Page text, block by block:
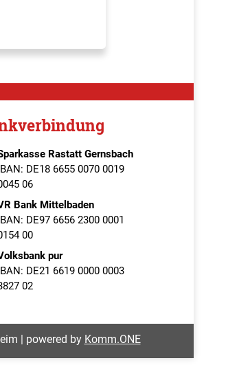
Rastatt Gernsbach
DE18 6655 0070 0019
06
Bank Mittelbaden
DE97 6656 2300 0001
00
pur
DE21 6619 0000 0003
02
| powered by Komm.ONE